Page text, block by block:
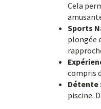
Cela
Sports
plongée
compris
Détente
piscine.